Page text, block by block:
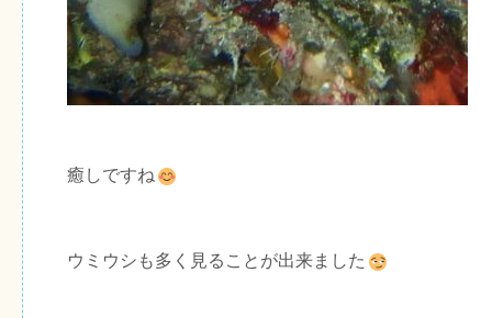
癒しですね
ウミウシも多く見ることが出来ました